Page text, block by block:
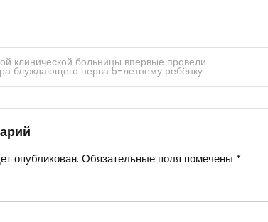
клинической больницы впервые провели
блуждающего нерва 5-летнему ребёнку
опубликован. Обязательные поля помечены *